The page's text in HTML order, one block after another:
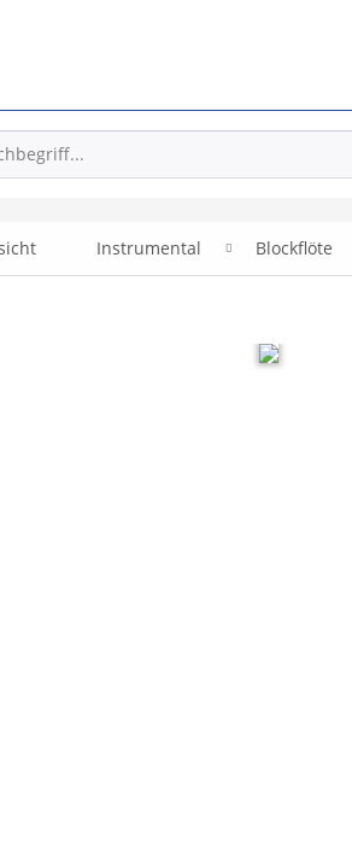
Instrumental Blockflöte